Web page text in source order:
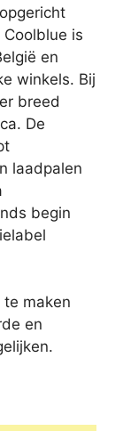
is
en
winkels. Bij
breed
De
laadpalen
begin
te maken
en